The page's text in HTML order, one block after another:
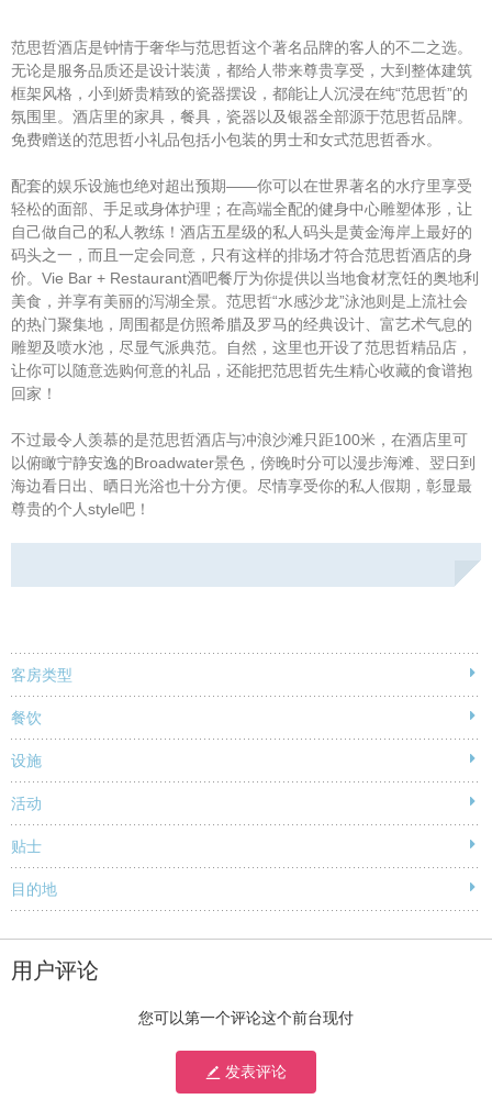
范思哲酒店是钟情于奢华与范思哲这个著名品牌的客人的不二之选。
无论是服务品质还是设计装潢，都给人带来尊贵享受，大到整体建筑
框架风格，小到娇贵精致的瓷器摆设，都能让人沉浸在纯“范思哲”的
氛围里。酒店里的家具，餐具，瓷器以及银器全部源于范思哲品牌。
免费赠送的范思哲小礼品包括小包装的男士和女式范思哲香水。
配套的娱乐设施也绝对超出预期——你可以在世界著名的水疗里享受
轻松的面部、手足或身体护理；在高端全配的健身中心雕塑体形，让
自己做自己的私人教练！酒店五星级的私人码头是黄金海岸上最好的
码头之一，而且一定会同意，只有这样的排场才符合范思哲酒店的身
价。Vie Bar + Restaurant酒吧餐厅为你提供以当地食材烹饪的奥地利
美食，并享有美丽的泻湖全景。范思哲“水感沙龙”泳池则是上流社会
的热门聚集地，周围都是仿照希腊及罗马的经典设计、富艺术气息的
雕塑及喷水池，尽显气派典范。自然，这里也开设了范思哲精品店，
让你可以随意选购何意的礼品，还能把范思哲先生精心收藏的食谱抱
回家！
不过最令人羡慕的是范思哲酒店与冲浪沙滩只距100米，在酒店里可
以俯瞰宁静安逸的Broadwater景色，傍晚时分可以漫步海滩、翌日到
海边看日出、晒日光浴也十分方便。尽情享受你的私人假期，彰显最
尊贵的个人style吧！
客房类型
餐饮
设施
活动
贴士
目的地
用户评论
您可以第一个评论这个前台现付
发表评论